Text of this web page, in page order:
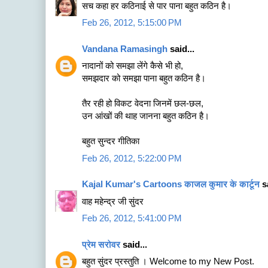
सच कहा हर कठिनाई से पार पाना बहुत कठिन है।
Feb 26, 2012, 5:15:00 PM
Vandana Ramasingh said...
नादानों को समझा लेंगे कैसे भी हो,
समझदार को समझा पाना बहुत कठिन है।
तैर रही हो विकट वेदना जिनमें छल-छल,
उन आंखों की थाह जानना बहुत कठिन है।
बहुत सुन्दर गीतिका
Feb 26, 2012, 5:22:00 PM
Kajal Kumar's Cartoons काजल कुमार के कार्टून
वाह महेन्‍द्र जी सुंदर
Feb 26, 2012, 5:41:00 PM
प्रेम सरोवरsaid...
बहुत सुंदर प्रस्तुति । Welcome to my New Post.